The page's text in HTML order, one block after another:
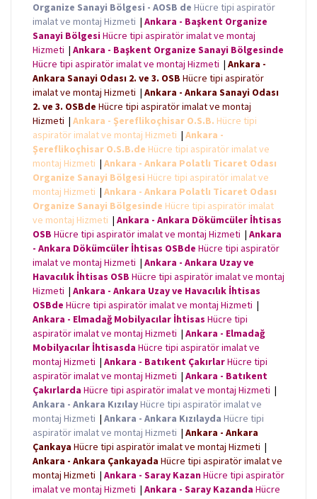
Organize Sanayi Bölgesi - AOSB de Hücre tipi aspiratör
imalat ve montaj Hizmeti | Ankara - Başkent Organize
Sanayi BölgesiHücre tipi aspiratör imalat ve montaj
Hizmeti | Ankara - Başkent Organize Sanayi Bölgesinde
Hücre tipi aspiratör imalat ve montaj Hizmeti | Ankara -
Ankara Sanayi Odası 2. ve 3. OSB Hücre tipi aspiratör
imalat ve montaj Hizmeti | Ankara - Ankara Sanayi Odası
2. ve 3. OSBde Hücre tipi aspiratör imalat ve montaj
Hizmeti | Ankara - Şereflikoçhisar O.S.B. Hücre tipi
aspiratör imalat ve montaj Hizmeti | Ankara -
Şereflikoçhisar O.S.B.de Hücre tipi aspiratör imalat ve
montaj Hizmeti | Ankara - Ankara Polatlı Ticaret Odası
Organize Sanayi Bölgesi Hücre tipi aspiratör imalat ve
montaj Hizmeti | Ankara - Ankara Polatlı Ticaret Odası
Organize Sanayi Bölgesinde Hücre tipi aspiratör imalat
ve montaj Hizmeti | Ankara - Ankara Dökümcüler İhtisas
OSB Hücre tipi aspiratör imalat ve montaj Hizmeti | Ankara
- Ankara Dökümcüler İhtisas OSBde Hücre tipi aspiratör
imalat ve montaj Hizmeti | Ankara - Ankara Uzay ve
Havacılık İhtisas OSB Hücre tipi aspiratör imalat ve montaj
Hizmeti | Ankara - Ankara Uzay ve Havacılık İhtisas
OSBde Hücre tipi aspiratör imalat ve montaj Hizmeti |
Ankara - Elmadağ Mobilyacılar İhtisas Hücre tipi
aspiratör imalat ve montaj Hizmeti | Ankara - Elmadağ
Mobilyacılar İhtisasda Hücre tipi aspiratör imalat ve
montaj Hizmeti | Ankara - Batıkent ÇakırlarHücre tipi
aspiratör imalat ve montaj Hizmeti | Ankara - Batıkent
Çakırlarda Hücre tipi aspiratör imalat ve montaj Hizmeti |
Ankara - Ankara KızılayHücre tipi aspiratör imalat ve
montaj Hizmeti | Ankara - Ankara Kızılayda Hücre tipi
aspiratör imalat ve montaj Hizmeti | Ankara - Ankara
Çankaya Hücre tipi aspiratör imalat ve montaj Hizmeti |
Ankara - Ankara Çankayada Hücre tipi aspiratör imalat ve
montaj Hizmeti | Ankara - Saray KazanHücre tipi aspiratör
imalat ve montaj Hizmeti | Ankara - Saray Kazanda Hücre